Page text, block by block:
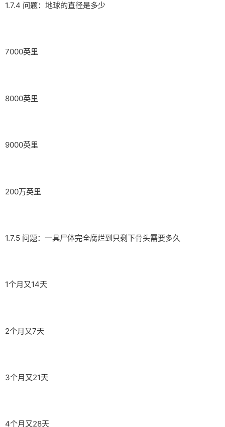
1.7.4 问题：地球的直径是多少
7000英里
8000英里
9000英里
200万英里
1.7.5 问题：一具尸体完全腐烂到只剩下骨头需要多久
1个月又14天
2个月又7天
3个月又21天
4个月又28天